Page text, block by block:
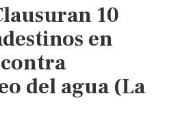
agua:
Alejandro
10
en
del agua (La